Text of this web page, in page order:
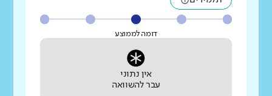
דומה לממוצע
אין נתוני
עבר להשוואה